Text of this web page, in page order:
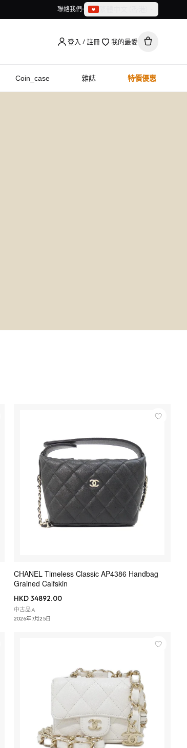
聯絡我們
繁體中文（香港）
登入 / 註冊 我的最愛
Coin_case 雜誌 特價優惠
CHANEL Timeless Classic AP4386 Handbag
Grained Calfskin
HKD 34892.00
中古品A
2026年7月25日